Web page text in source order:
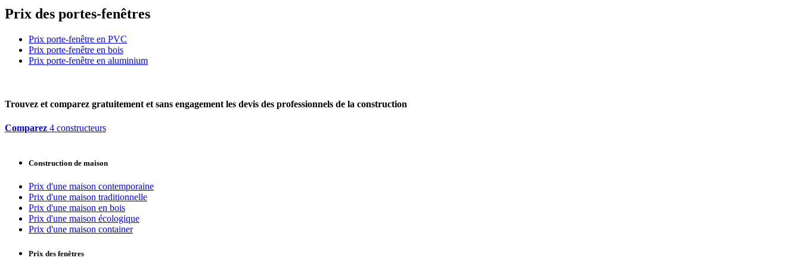
Prix des portes-fenêtres
Prix porte-fenêtre en PVC
Prix porte-fenêtre en bois
Prix porte-fenêtre en aluminium
Trouvez et comparez gratuitement et sans engagement les devis des professionnels de la construction
Comparez 4 constructeurs
Construction de maison
Prix d'une maison contemporaine
Prix d'une maison traditionnelle
Prix d'une maison en bois
Prix d'une maison écologique
Prix d'une maison container
Prix des fenêtres